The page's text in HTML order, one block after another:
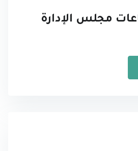
مجلس الإدارة